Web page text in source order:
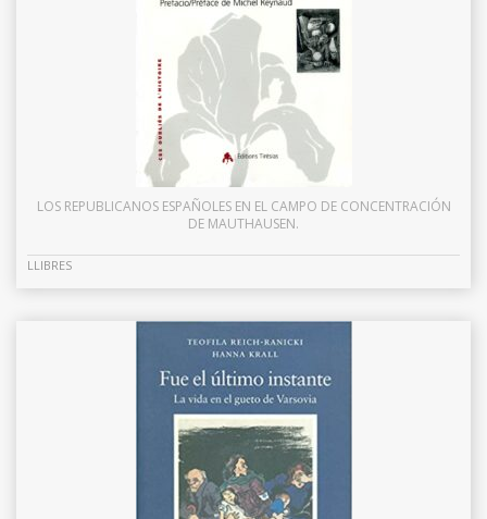
LOS REPUBLICANOS ESPAÑOLES EN EL CAMPO DE CONCENTRACIÓN
DE MAUTHAUSEN.
LLIBRES